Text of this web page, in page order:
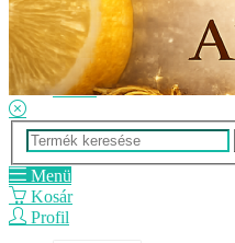
Hírek
SZÁLLÍTÁSI OPCIÓK -
Elérhetőségek
Adatkezelési tájékoztató
ÁSZF
Menü
Kosár
Profil